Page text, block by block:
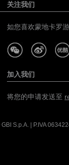
关注我们
如您喜欢蒙地卡罗
加入我们
将您的申请发送至
S.p.A. | P.IVA